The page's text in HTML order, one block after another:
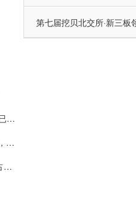
映恩生物科创板IPO：四大自研ADC技术平台构筑核心壁垒 已构建起覆盖10款临床阶段资产的丰富管线
国仪公司科创板IPO募资8.49亿元：保荐承销费约9170万元，保代桂程、梁凯或可拿奖金
高标科技创业板IPO：全球短途电动交通工具运动控制器市占率20.7%居第一 客户包括雅迪、爱玛等
第七届挖贝北交所·新三板